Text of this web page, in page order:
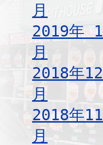
月
2019年 1
月
2018年12
月
2018年11
月